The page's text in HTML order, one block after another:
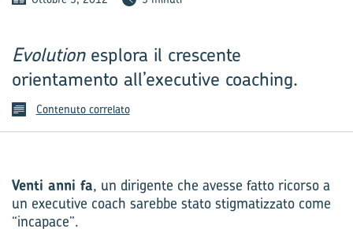
Evolutionesplora il crescente
orientamento all’executive coaching.
Contenuto correlato
Venti anni fa, un dirigente che avesse fatto ricorso a
un executive coach sarebbe stato stigmatizzato come
“incapace”.